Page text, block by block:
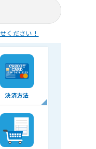
ください！
決済方法